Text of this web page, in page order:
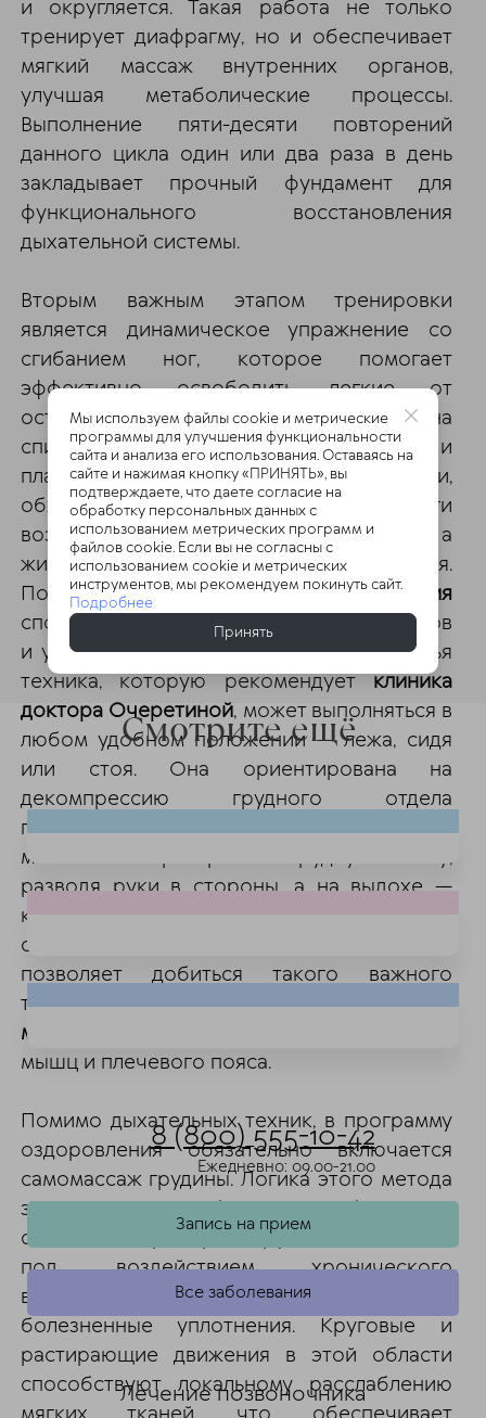
и округляется. Такая работа не только
тренирует диафрагму, но и обеспечивает
мягкий массаж внутренних органов,
улучшая метаболические процессы.
Выполнение пяти-десяти повторений
данного цикла один или два раза в день
закладывает прочный фундамент для
функционального восстановления
дыхательной системы.
Вторым важным этапом тренировки
является динамическое упражнение со
сгибанием ног, которое помогает
эффективно освободить легкие от
остаточного воздуха. В положении лежа на
спине пациент на выдохе втягивает живот и
плавно подтягивает колени к груди,
обхватывая их руками. На вдохе ноги
возвращаются в исходную позицию, а
живот вновь округляется.
Подобныелечебные упражнения
способствуют раскрытию мелких бронхов
и улучшению газообмена в тканях. Третья
техника, которую рекомендуетклиника
доктора Очеретиной, может выполняться в
любом удобном положении — лежа, сидя
или стоя. Она ориентирована на
декомпрессию грудного отдела
позвоночника: на активном вдохе пациент
максимально раскрывает грудную клетку,
разводя руки в стороны, а на выдохе —
крепко обнимает себя за плечи,
одновременно втягивая живот. Этот прием
позволяет добиться такого важного
терапевтического эффекта, какснятие
мышечных зажимов
мышц и плечевого пояса.
Помимо дыхательных техник, в программу
оздоровления обязательно включается
самомассаж грудины. Логика этого метода
заключается в глубокой проработке зон
сочленения ребер и грудной кости, где
под воздействием хронического
воспаления и кашля часто формируются
болезненные уплотнения. Круговые и
растирающие движения в этой области
способствуют локальному расслаблению
Смотрите ещё
8 (800) 555-10-42
Ежедневно: 09.00-21.00
Запись на прием
Все заболевания
Лечение позвоночника
Мы используем файлы cookie и метрические
программы для улучшения функциональности
сайта и анализа его использования. Оставаясь на
сайте и нажимая кнопку «ПРИНЯТЬ», вы
подтверждаете, что даете согласие на
обработку персональных данных с
использованием метрических программ и
файлов cookie. Если вы не согласны с
использованием cookie и метрических
инструментов, мы рекомендуем покинуть сайт.
Подробнее
Принять